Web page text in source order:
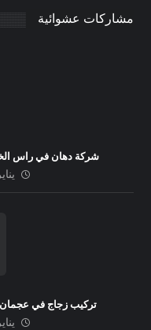
مشاركات عشوائية
شركة دهان في راس
يناير 6,
تركيب زجاج في عجمان
يناير 6,